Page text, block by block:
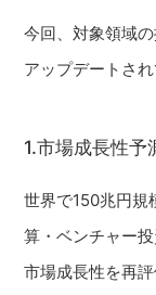
今回、対象領域
アップデートされ
1.市場成長性予
世界で150兆円規
算・ベンチャー
市場成長性を再